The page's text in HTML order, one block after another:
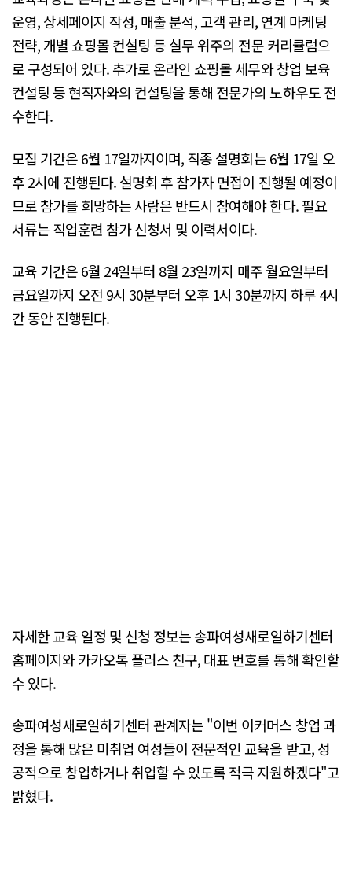
운영, 상세페이지 작성, 매출 분석, 고객 관리, 연계 마케팅
전략, 개별 쇼핑몰 컨설팅 등 실무 위주의 전문 커리큘럼으
로 구성되어 있다. 추가로 온라인 쇼핑몰 세무와 창업 보육
컨설팅 등 현직자와의 컨설팅을 통해 전문가의 노하우도 전
수한다.
모집 기간은 6월 17일까지이며, 직종 설명회는 6월 17일 오
후 2시에 진행된다. 설명회 후 참가자 면접이 진행될 예정이
므로 참가를 희망하는 사람은 반드시 참여해야 한다. 필요
서류는 직업훈련 참가 신청서 및 이력서이다.
교육 기간은 6월 24일부터 8월 23일까지 매주 월요일부터
금요일까지 오전 9시 30분부터 오후 1시 30분까지 하루 4시
간 동안 진행된다.
자세한 교육 일정 및 신청 정보는 송파여성새로일하기센터
홈페이지와 카카오톡 플러스 친구, 대표 번호를 통해 확인할
수 있다.
송파여성새로일하기센터 관계자는 "이번 이커머스 창업 과
정을 통해 많은 미취업 여성들이 전문적인 교육을 받고, 성
공적으로 창업하거나 취업할 수 있도록 적극 지원하겠다"고
밝혔다.